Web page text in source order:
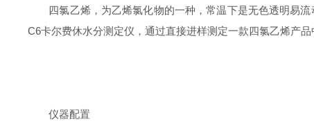
四氯乙烯，为乙烯氯化物的一种，常温下是无色透明易
C6卡尔费休水分测定仪，通过直接进样测定一款四氯乙烯产品
仪器配置